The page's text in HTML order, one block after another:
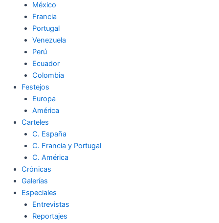
México
Francia
Portugal
Venezuela
Perú
Ecuador
Colombia
Festejos
Europa
América
Carteles
C. España
C. Francia y Portugal
C. América
Crónicas
Galerías
Especiales
Entrevistas
Reportajes